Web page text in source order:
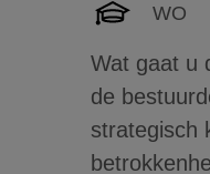
WO
Wat gaat u
de
strategisch